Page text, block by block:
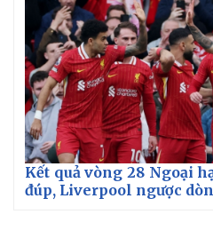
Kết quả vòng 28 Ngoại
đúp, Liverpool ngược